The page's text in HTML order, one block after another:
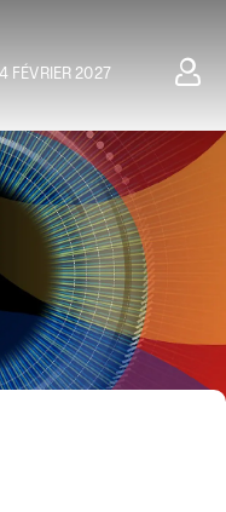
FÉVRIER 2027